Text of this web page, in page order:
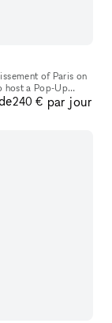
of Paris on
host a Pop-Up
240 € par jour